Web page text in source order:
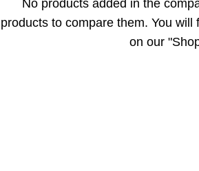
No products added in the
products to compare them. You
on our